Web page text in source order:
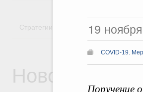
19
COVID-19.
Поручение
Стратегии Государственные
Новости